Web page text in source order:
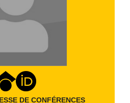
DE CONFÉRENCES